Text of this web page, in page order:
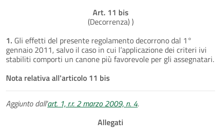
Art. 11 bis
(Decorrenza) )
1. Gli effetti del presente regolamento decorrono dal 1°
gennaio 2011, salvo il caso in cui l’applicazione dei criteri ivi
stabiliti comporti un canone più favorevole per gli assegnatari.
Nota relativa all'articolo 11 bis
Aggiunto dall'art. 1, r.r. 2 marzo 2009, n. 4.
Allegati